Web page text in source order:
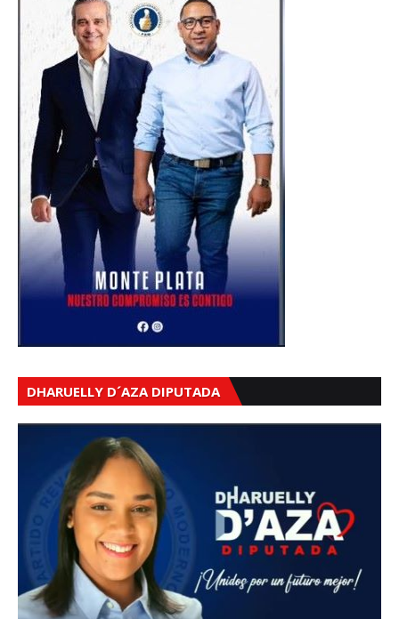
DHARUELLY D´AZA DIPUTADA